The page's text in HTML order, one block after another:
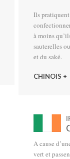
Ils
à moins
sauterelles
et du saké.
CHINOIS +
A cause
vert et